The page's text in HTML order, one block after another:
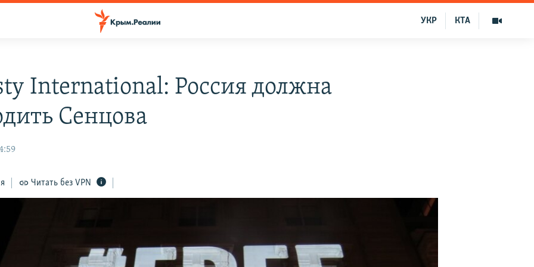
КТА
УКР
International: Россия должна
Сенцова
Читать без VPN